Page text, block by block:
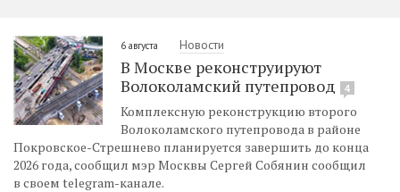
6 августа Новости
В Москве реконструируют
Волоколамский путепровод
4
Комплексную реконструкцию второго
Волоколамского путепровода в районе
Покровское-Стрешнево планируется завершить до конца
2026 года, сообщил мэр Москвы Сергей Собянин сообщил
в своем telegram-канале.